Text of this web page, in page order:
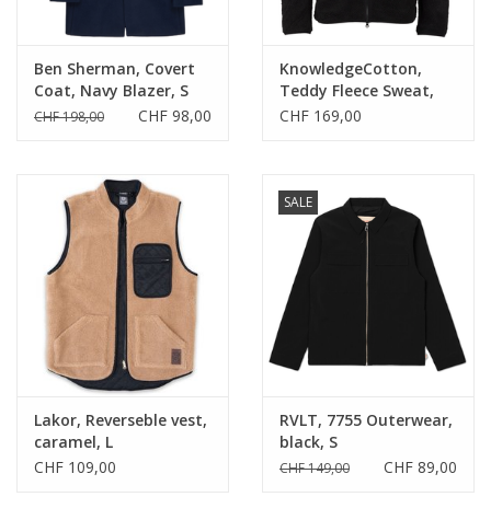
Ben Sherman, Covert
Coat, Navy Blazer, S
CHF 198,00 CHF 98,00
KnowledgeCotton,
Teddy Fleece Sweat,
black jet, S
CHF 169,00
Lakor, Reverseble vest,
caramel, L
CHF 109,00
SALE
RVLT, 7755 Outerwear,
black, S
CHF 149,00 CHF 89,00